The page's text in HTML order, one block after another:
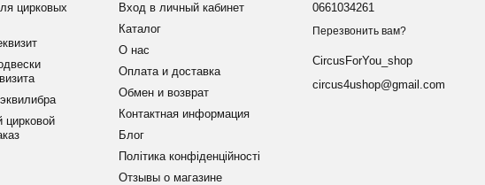
цирковых
цирковой
Вход в личный кабинет
Каталог
О нас
Оплата и доставка
Обмен и возврат
Контактная информация
Блог
Політика конфіденційності
Отзывы о магазине
0661034261
Перезвонить вам?
CircusForYou_shop
circus4ushop@gmail.com